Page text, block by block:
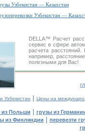
Узбекистан — Казахстан
Узбекистан —
DELLA™ Расчет
сервис в сфере
расчета
например,
полезными для Вас!
Узбекистан | Цены на
из Польши | грузы из
из Финляндии | перевезти